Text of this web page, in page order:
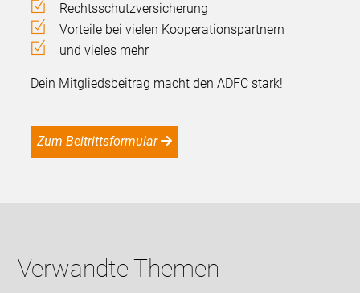
Rechtsschutzversicherung
Vorteile bei vielen Kooperationspartnern
und vieles mehr
Dein Mitgliedsbeitrag macht den ADFC stark!
Zum Beitrittsformular
Verwandte Themen